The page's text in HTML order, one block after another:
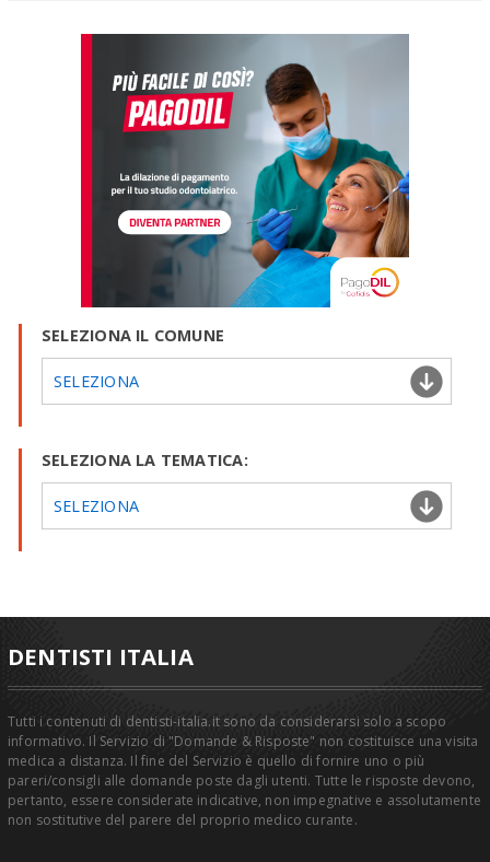
SELEZIONA IL COMUNE
SELEZIONA
SELEZIONA LA TEMATICA:
SELEZIONA
DENTISTI ITALIA
Tutti i contenuti di dentisti-italia.it sono da considerarsi solo a scopo
informativo. Il Servizio di "Domande & Risposte" non costituisce una visita
medica a distanza. Il fine del Servizio è quello di fornire uno o più
pareri/consigli alle domande poste dagli utenti. Tutte le risposte devono,
pertanto, essere considerate indicative, non impegnative e assolutamente
non sostitutive del parere del proprio medico curante.